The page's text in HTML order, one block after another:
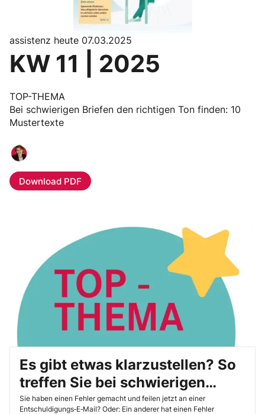
assistenz heute 07.03.2025
KW 11 | 2025
TOP-THEMA
Bei schwierigen Briefen den richtigen Ton finden: 10
Mustertexte
Download PDF
Es gibt etwas klarzustellen? So
treffen Sie bei schwierigen
Briefen den richtigen Ton
Sie haben einen Fehler gemacht und feilen jetzt an einer
Entschuldigungs‐E‐Mail? Oder: Ein anderer hat einen Fehler